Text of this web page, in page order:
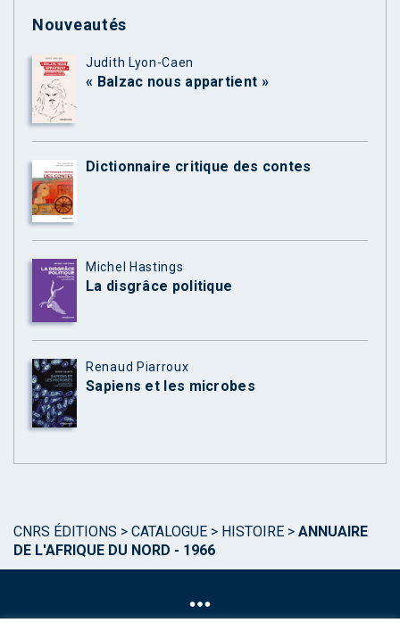
Nouveautés
Judith Lyon-Caen
« Balzac nous appartient »
Dictionnaire critique des contes
Michel Hastings
La disgrâce politique
Renaud Piarroux
Sapiens et les microbes
CNRS ÉDITIONS > CATALOGUE > HISTOIRE > ANNUAIRE
DE L'AFRIQUE DU NORD - 1966